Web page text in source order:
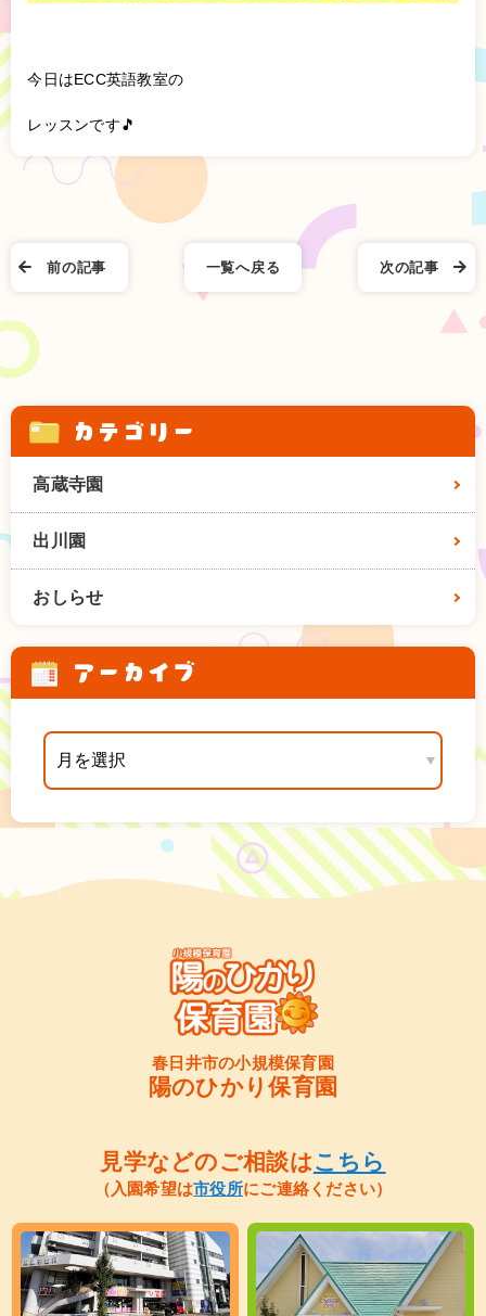
今日はECC英語教室の
レッスンです🎵
次の記事
一覧へ戻る
前の記事
カテゴリー
高蔵寺園
出川園
おしらせ
アーカイブ
春日井市の小規模保育園
陽のひかり保育園
見学などのご相談はこちら
（入園希望は市役所にご連絡ください）